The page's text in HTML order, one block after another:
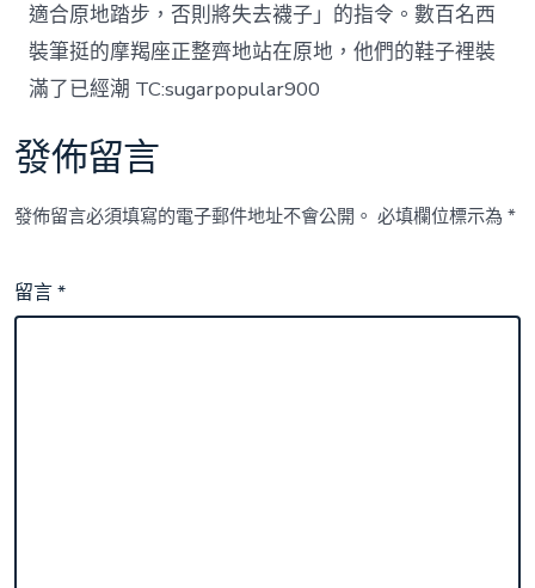
適合原地踏步，否則將失去襪子」的指令。數百名西
裝筆挺的摩羯座正整齊地站在原地，他們的鞋子裡裝
滿了已經潮 TC:sugarpopular900
發佈留言
發佈留言必須填寫的電子郵件地址不會公開。 必填欄位標示為*
留言*